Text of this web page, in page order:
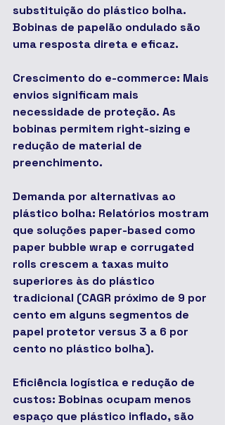
substituição do plástico bolha.
Bobinas de papelão ondulado são
uma resposta direta e eficaz.
Crescimento do e-commerce: Mais
envios significam mais
necessidade de proteção. As
bobinas permitem right-sizing e
redução de material de
preenchimento.
Demanda por alternativas ao
plástico bolha: Relatórios mostram
que soluções paper-based como
paper bubble wrap e corrugated
rolls crescem a taxas muito
superiores às do plástico
tradicional (CAGR próximo de 9 por
cento em alguns segmentos de
papel protetor versus 3 a 6 por
cento no plástico bolha).
Eficiência logística e redução de
custos: Bobinas ocupam menos
espaço que plástico inflado, são